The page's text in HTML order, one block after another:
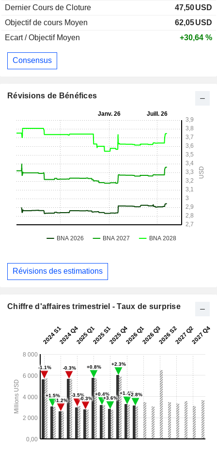
Dernier Cours de Cloture
47,50USD
Objectif de cours Moyen
62,05USD
Ecart / Objectif Moyen
+30,64 %
Consensus
Révisions de Bénéfices
Révisions des estimations
Chiffre d'affaires trimestriel - Taux de surprise